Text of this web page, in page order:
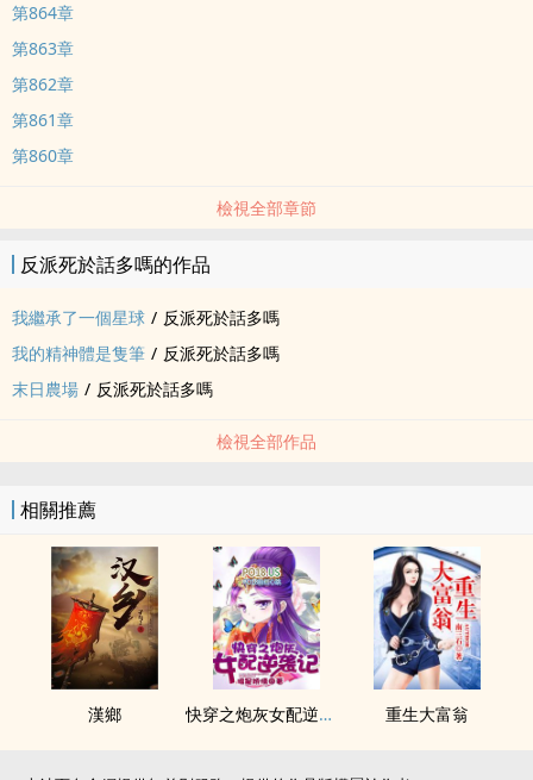
第864章
第863章
第862章
第861章
第860章
檢視全部章節
反派死於話多嗎的作品
我繼承了一個星球 / 反派死於話多嗎
我的精神體是隻筆 / 反派死於話多嗎
末日農場 / 反派死於話多嗎
檢視全部作品
相關推薦
漢鄉 快穿之炮灰女配逆襲記 重生大富翁